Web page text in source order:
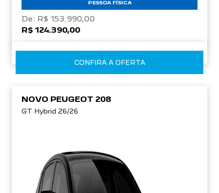
PESSOA FÍSICA
De: R$ 153.990,00
R$ 124.390,00
CONFIRA A OFERTA
NOVO PEUGEOT 208
GT Hybrid 26/26